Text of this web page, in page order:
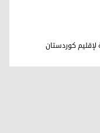
لإقليم كوردستان